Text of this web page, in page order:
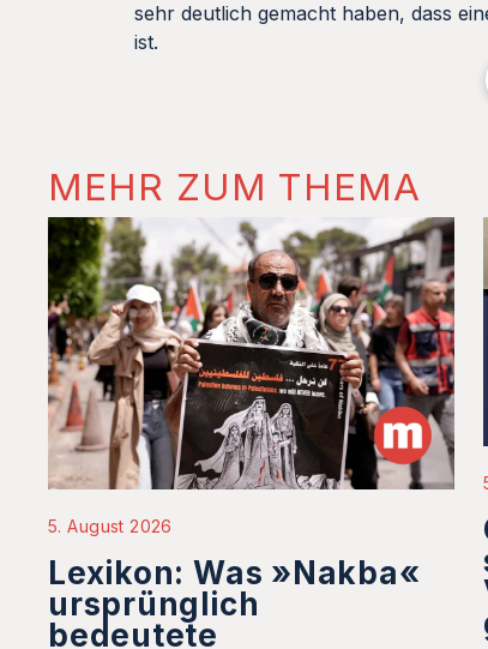
sehr deutlich gemacht haben, dass
ist.
MEHR ZUM THEMA
5. August 2026
Lexikon: Was »Nakba«
ursprünglich
bedeutete